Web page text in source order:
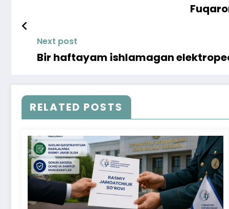
Next post
Bir haftayam ishlamagan
RELATED POSTS